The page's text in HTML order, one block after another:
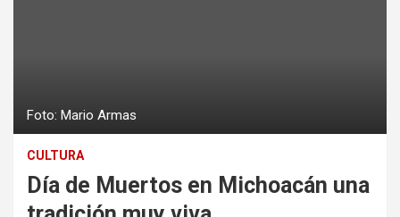
Foto: Mario Armas
CULTURA
Día de Muertos en Michoacán una